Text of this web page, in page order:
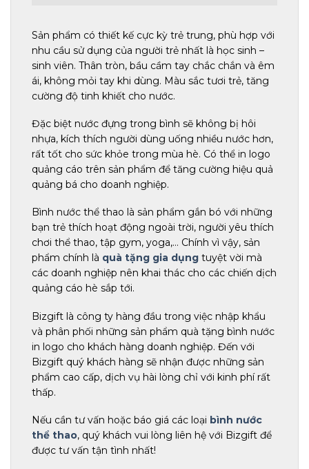
Sản phẩm có thiết kế cực kỳ trẻ trung, phù hợp với
nhu cầu sử dụng của người trẻ nhất là học sinh –
sinh viên. Thân tròn, bầu cầm tay chắc chắn và êm
ái, không mỏi tay khi dùng. Màu sắc tươi trẻ, tăng
cường độ tinh khiết cho nước.
Đặc biệt nước đựng trong bình sẽ không bị hôi
nhựa, kích thích người dùng uống nhiều nước hơn,
rất tốt cho sức khỏe trong mùa hè. Có thể in logo
quảng cáo trên sản phẩm để tăng cường hiệu quả
quảng bá cho doanh nghiệp.
Bình nước thể thao là sản phẩm gắn bó với những
bạn trẻ thích hoạt động ngoài trời, người yêu thích
chơi thể thao, tập gym, yoga,… Chính vì vậy, sản
phẩm chính là quà tặng gia dụng tuyệt vời mà
các doanh nghiệp nên khai thác cho các chiến dịch
quảng cáo hè sắp tới.
Bizgift là công ty hàng đầu trong việc nhập khẩu
và phân phối những sản phẩm quà tặng bình nước
in logo cho khách hàng doanh nghiệp. Đến với
Bizgift quý khách hàng sẽ nhận được những sản
phẩm cao cấp, dịch vụ hài lòng chỉ với kinh phí rất
thấp.
Nếu cần tư vấn hoặc báo giá các loại bình nước
thể thao, quý khách vui lòng liên hệ với Bizgift để
được tư vấn tận tình nhất!